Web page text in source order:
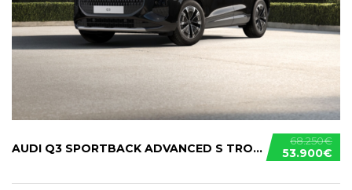
68.250€
53.900€
AUDI Q3 SPORTBACK ADVANCED S TRONIC E-HYBRID